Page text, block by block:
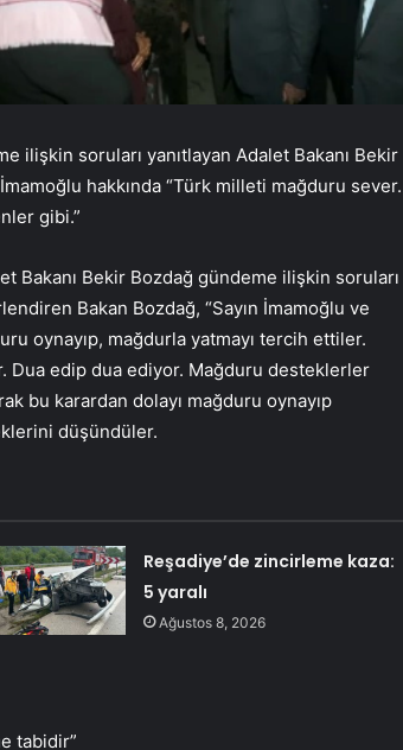
ilişkin soruları yanıtlayan Adalet Bakanı Bekir
hakkında “Türk milleti mağduru sever.
gibi.”
Bakanı Bekir Bozdağ gündeme ilişkin soruları
Bakan Bozdağ, “Sayın İmamoğlu ve
oynayıp, mağdurla yatmayı tercih ettiler.
Dua edip dua ediyor. Mağduru desteklerler
bu karardan dolayı mağduru oynayıp
düşündüler.
Reşadiye’de zincirleme kaza:
5 yaralı
Ağustos 8, 2026
tabidir”